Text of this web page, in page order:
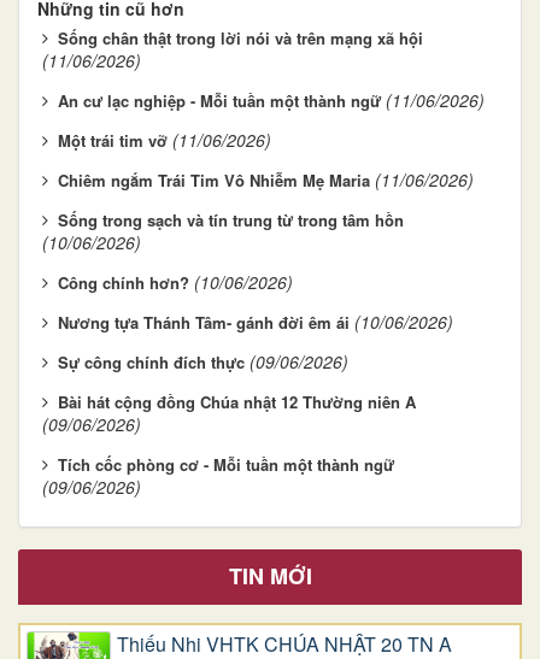
Những tin cũ hơn
Sống chân thật trong lời nói và trên mạng xã hội
(11/06/2026)
An cư lạc nghiệp - Mỗi tuần một thành ngữ (11/06/2026)
Một trái tim vỡ (11/06/2026)
Chiêm ngắm Trái Tim Vô Nhiễm Mẹ Maria (11/06/2026)
Sống trong sạch và tín trung từ trong tâm hồn
(10/06/2026)
Công chính hơn? (10/06/2026)
Nương tựa Thánh Tâm- gánh đời êm ái (10/06/2026)
Sự công chính đích thực (09/06/2026)
Bài hát cộng đồng Chúa nhật 12 Thường niên A
(09/06/2026)
Tích cốc phòng cơ - Mỗi tuần một thành ngữ
(09/06/2026)
TIN MỚI
Thiếu Nhi VHTK CHÚA NHẬT 20 TN A